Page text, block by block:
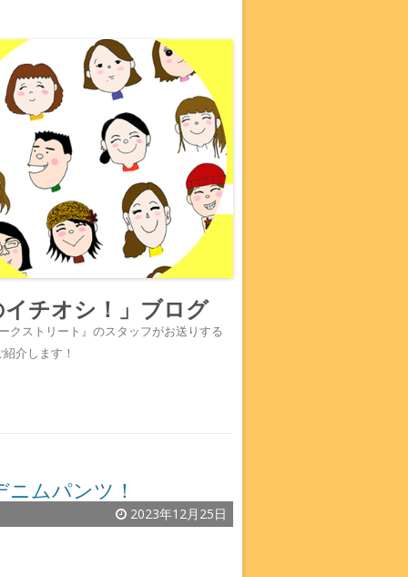
チオシ！」ブログ
クストリート』のスタッフがお送りする
介します！
ムパンツ！
2023年12月25日